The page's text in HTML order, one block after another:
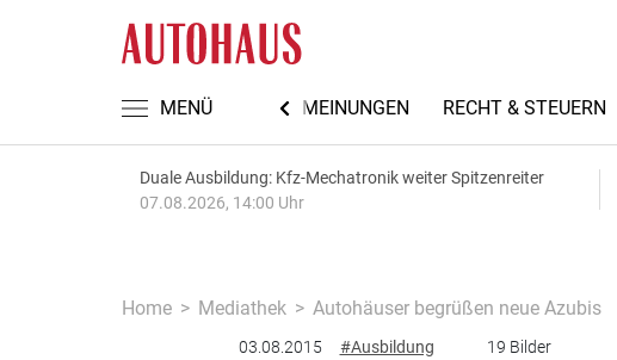
MENÜ
AUTOMECHANIKA 2026 MEINUNGEN RECHT & STEUERN
Duale Ausbildung: Kfz-Mechatronik weiter Spitzenreiter
07.08.2026, 14:00 Uhr
Home Mediathek Autohäuser begrüßen neue Azubis
03.08.2015 #Ausbildung 19 Bilder